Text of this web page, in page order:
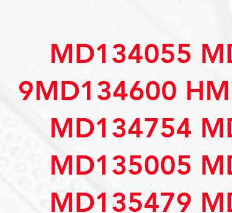
MD134055
9MD134600
MD134754
MD135005
MD135479